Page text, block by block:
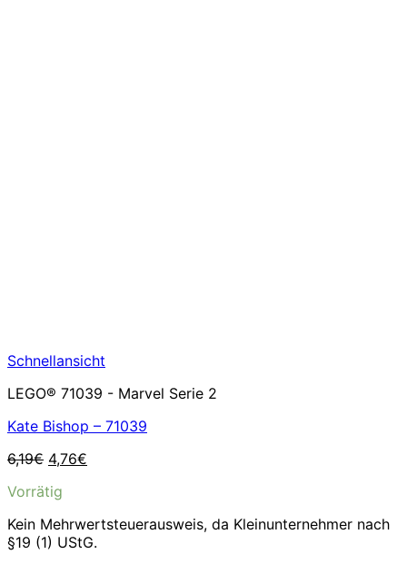
Schnellansicht
LEGO® 71039 - Marvel Serie 2
Kate Bishop – 71039
6,19€ Ursprünglicher
war:
4,76€
Vorrätig
Kein Mehrwertsteuerausweis, da Kleinunternehmer nach
§19 (1) UStG.